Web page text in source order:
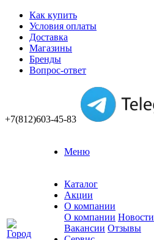
Как купить
Условия оплаты
Доставка
Магазины
Бренды
Вопрос-ответ
+7(812)603-45-83
Меню
Каталог
Акции
О компании
О компании Новости
Вакансии Отзывы